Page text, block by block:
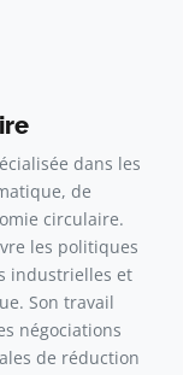
dans les
de
circulaire.
les politiques
industrielles et
Son travail
négociations
de réduction